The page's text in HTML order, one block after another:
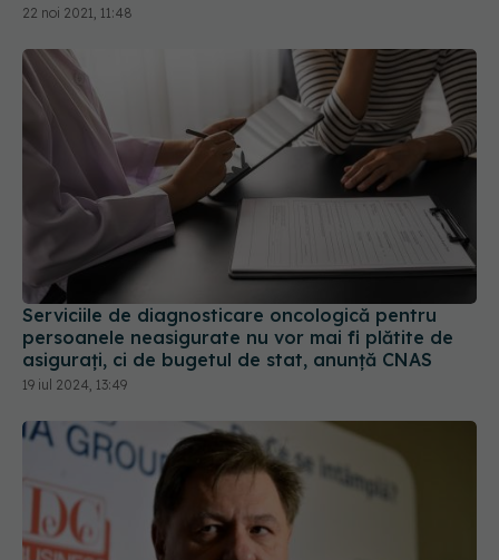
22 noi 2021, 11:48
Serviciile de diagnosticare oncologică pentru
persoanele neasigurate nu vor mai fi plătite de
asigurați, ci de bugetul de stat, anunță CNAS
19 iul 2024, 13:49